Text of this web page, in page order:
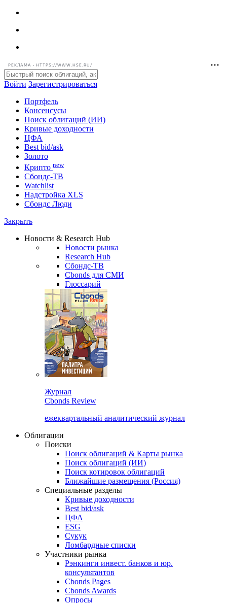
РЕКЛАМА • HTTPS://WWW.HSE.RU/
Войти Зарегистрироваться
Портфель
Консенсусы
Поиск облигаций (ИИ)
Кривые доходности
ЦФА
Best bid/ask
Золото
Крипто new
Watchlist
Сбондс Люди
Новости & Research Hub
Новости рынка
Research Hub
Сбондс-ТВ
Cbonds для СМИ
Глоссарий
Cbonds Review
ежеквартальный аналитический журнал
Облигации
Поиски
Поиск облигаций & Карты рынка
Поиск облигаций (ИИ)
Поиск котировок облигаций
Ближайшие размещения (Россия)
Специальные разделы
Кривые доходности
Best bid/ask
ЦФА
ESG
Сукук
Ломбардные списки
Участники рынка
Рэнкинги инвест. банков и юр.